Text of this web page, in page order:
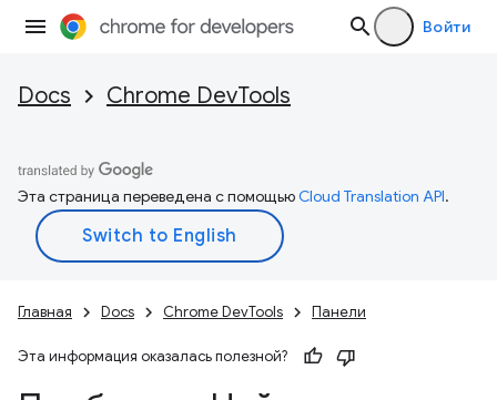
Войти
Docs Chrome DevTools
Эта страница переведена с помощьюCloud Translation API.
Главная Docs Chrome DevTools Панели
Эта информация оказалась полезной?